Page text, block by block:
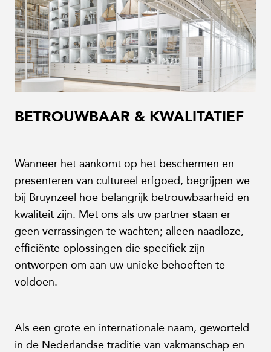
BETROUWBAAR & KWALITATIEF
Wanneer het aankomt op het beschermen en
presenteren van cultureel erfgoed, begrijpen we
bij Bruynzeel hoe belangrijk betrouwbaarheid en
kwaliteit zijn. Met ons als uw partner staan er
geen verrassingen te wachten; alleen naadloze,
efficiënte oplossingen die specifiek zijn
ontworpen om aan uw unieke behoeften te
voldoen.
Als een grote en internationale naam, geworteld
in de Nederlandse traditie van vakmanschap en